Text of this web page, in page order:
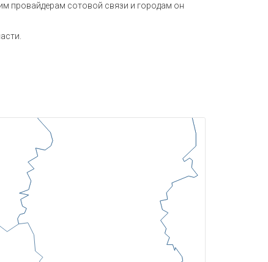
провайдерам сотовой связи и городам он